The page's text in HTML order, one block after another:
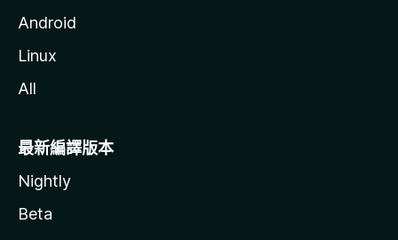
Android
Linux
All
最新編譯版本
Nightly
Beta